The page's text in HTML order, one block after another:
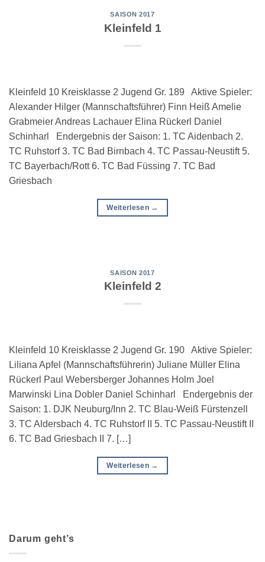
SAISON 2017
Kleinfeld 1
Kleinfeld 10 Kreisklasse 2 Jugend Gr. 189 Aktive Spieler:
Alexander Hilger (Mannschaftsführer) Finn Heiß Amelie
Grabmeier Andreas Lachauer Elina Rückerl Daniel
Schinharl Endergebnis der Saison: 1. TC Aidenbach 2.
TC Ruhstorf 3. TC Bad Birnbach 4. TC Passau-Neustift 5.
TC Bayerbach/Rott 6. TC Bad Füssing 7. TC Bad
Griesbach
Weiterlesen →
SAISON 2017
Kleinfeld 2
Kleinfeld 10 Kreisklasse 2 Jugend Gr. 190 Aktive Spieler:
Liliana Apfel (Mannschaftsführerin) Juliane Müller Elina
Rückerl Paul Webersberger Johannes Holm Joel
Marwinski Lina Dobler Daniel Schinharl Endergebnis der
Saison: 1. DJK Neuburg/Inn 2. TC Blau-Weiß Fürstenzell
3. TC Aldersbach 4. TC Ruhstorf II 5. TC Passau-Neustift II
6. TC Bad Griesbach II 7. […]
Weiterlesen →
Darum geht’s